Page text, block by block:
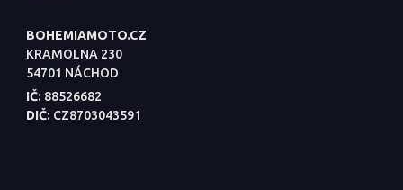
BOHEMIAMOTO.CZ
KRAMOLNA 230
54701 NÁCHOD
IČ: 88526682
DIČ: CZ8703043591